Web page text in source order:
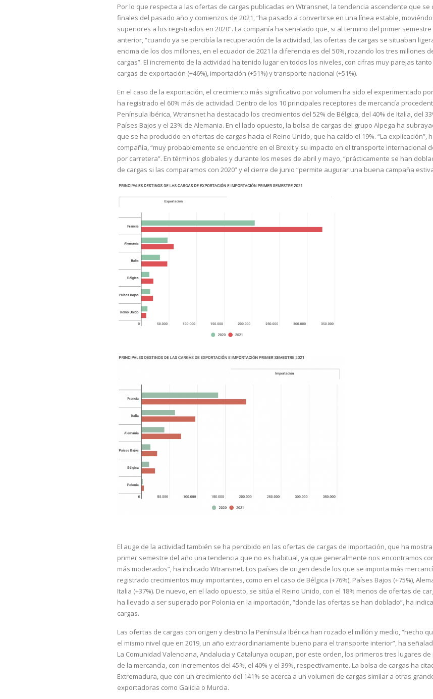
Por lo que respecta a las ofertas de cargas publicadas en Wtransnet, la tendencia ascendente que se
finales del pasado año y comienzos de 2021, “ha pasado a convertirse en una línea estable,
superiores a los registrados en 2020”. La compañía ha señalado que, si al termino del primer
anterior, “cuando ya se percibía la recuperación de la actividad, las ofertas de cargas se situaban
encima de los dos millones, en el ecuador de 2021 la diferencia es del 50%, rozando los tres millones
cargas”. El incremento de la actividad ha tenido lugar en todos los niveles, con cifras muy parejas
cargas de exportación (+46%), importación (+51%) y transporte nacional (+51%).
En el caso de la exportación, el crecimiento más significativo por volumen ha sido el experimentado
ha registrado el 60% más de actividad. Dentro de los 10 principales receptores de mercancía
Península Ibérica, Wtransnet ha destacado los crecimientos del 52% de Bélgica, del 40% de Italia, del
Países Bajos y el 23% de Alemania. En el lado opuesto, la bolsa de cargas del grupo Alpega ha
que se ha producido en ofertas de cargas hacia el Reino Unido, que ha caído el 19%. “La explicación”,
compañía, “muy probablemente se encuentre en el Brexit y su impacto en el transporte internacional
por carretera”. En términos globales y durante los meses de abril y mayo, “prácticamente se han
de cargas si las comparamos con 2020” y el cierre de junio “permite augurar una buena campaña
El auge de la actividad también se ha percibido en las ofertas de cargas de importación, que ha
primer semestre del año una tendencia que no es habitual, ya que generalmente nos encontramos
más moderados”, ha indicado Wtransnet. Los países de origen desde los que se importa más
registrado crecimientos muy importantes, como en el caso de Bélgica (+76%), Países Bajos (+75%),
Italia (+37%). De nuevo, en el lado opuesto, se sitúa el Reino Unido, con el 18% menos de ofertas de
ha llevado a ser superado por Polonia en la importación, “donde las ofertas se han doblado”, ha
cargas.
Las ofertas de cargas con origen y destino la Península Ibérica han rozado el millón y medio, “hecho
el mismo nivel que en 2019, un año extraordinariamente bueno para el transporte interior”, ha
La Comunidad Valenciana, Andalucía y Catalunya ocupan, por este orden, los primeros tres lugares
de la mercancía, con incrementos del 45%, el 40% y el 39%, respectivamente. La bolsa de cargas ha
Extremadura, que con un crecimiento del 141% se acerca a un volumen de cargas similar a otras
exportadoras como Galicia o Murcia.